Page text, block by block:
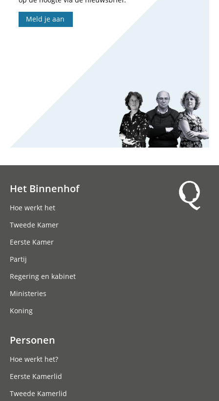
Meld je aan
Het Binnenhof
Hoe werkt het
Tweede Kamer
Eerste Kamer
Partij
Regering en kabinet
Ministeries
Koning
Personen
Hoe werkt het?
Eerste Kamerlid
Tweede Kamerlid